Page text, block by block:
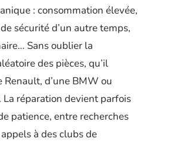
: consommation élevée,
sécurité d’un autre temps,
Sans oublier la
des pièces, qu’il
Renault, d’une BMW ou
La réparation devient parfois
patience, entre recherches
à des clubs de